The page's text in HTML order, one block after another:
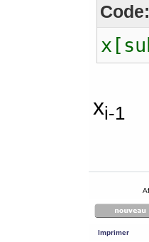
Code:
xi-1
Imprimer